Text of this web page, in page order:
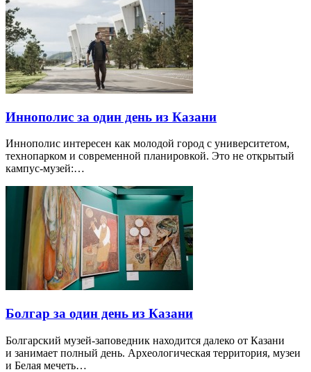
Иннополис за один день из Казани
Иннополис интересен как молодой город с университетом,
технопарком и современной планировкой. Это не открытый
кампус-музей:…
Болгар за один день из Казани
Болгарский музей-заповедник находится далеко от Казани
и занимает полный день. Археологическая территория, музеи
и Белая мечеть…